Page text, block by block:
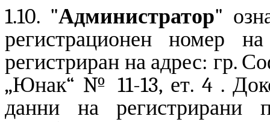
1.10. "Администратор"
регистрационен номер
регистриран на адрес: гр.
„Юнак“ № 11-13, ет. 4 .
данни на регистрирани